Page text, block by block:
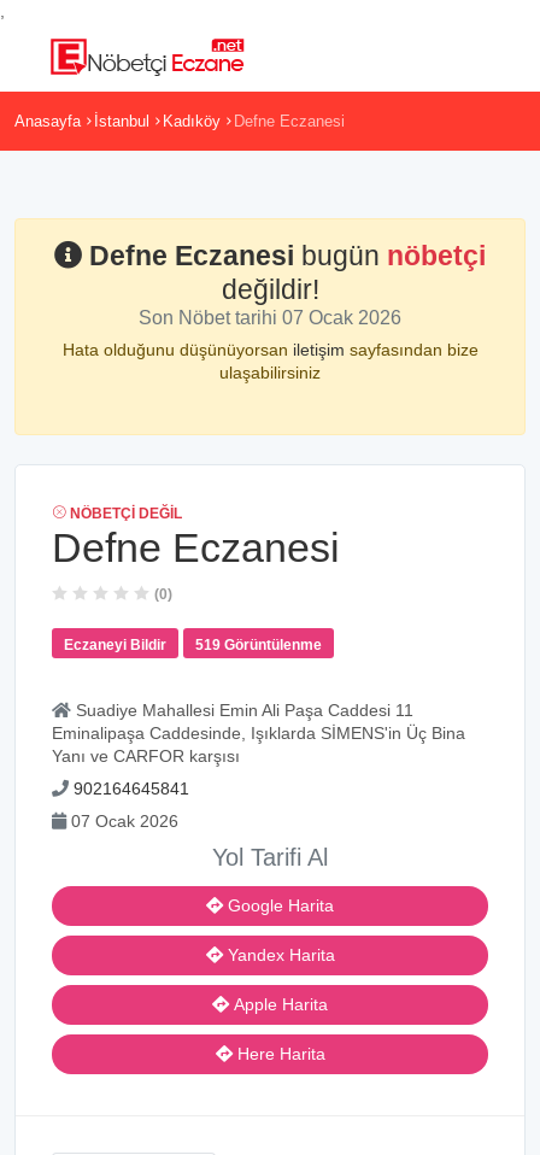
Anasayfa İstanbul Kadıköy Defne Eczanesi
Defne Eczanesi bugün nöbetçi
değildir!
Son Nöbet tarihi 07 Ocak 2026
Hata olduğunu düşünüyorsan iletişim sayfasından bize
ulaşabilirsiniz
NÖBETÇI DEĞIL
Defne Eczanesi
(0)
Eczaneyi Bildir 519 Görüntülenme
Suadiye Mahallesi Emin Ali Paşa Caddesi 11
Eminalipaşa Caddesinde, Işıklarda SİMENS'in Üç Bina
Yanı ve CARFOR karşısı
902164645841
07 Ocak 2026
Yol Tarifi Al
Google Harita
Yandex Harita
Apple Harita
Here Harita